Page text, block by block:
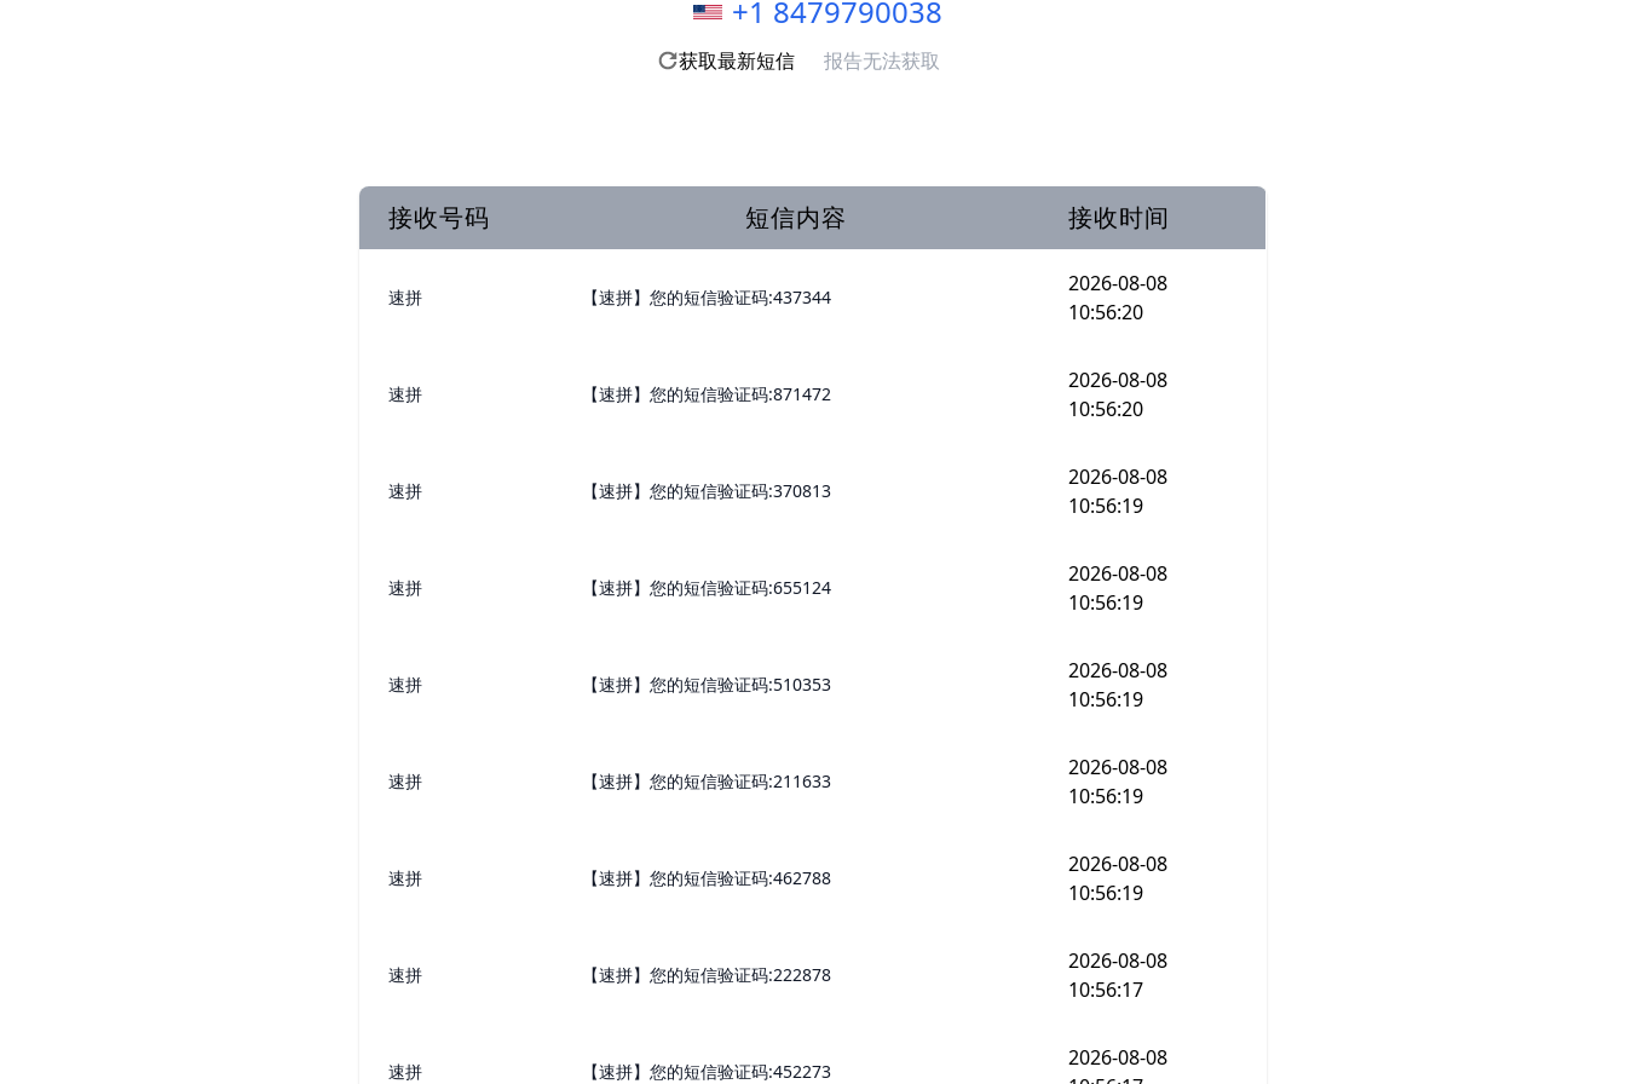
+1 8479790038
获取最新短信 报告无法获取
接收号码 短信内容 接收时间
速拼 【速拼】您的短信验证码:437344
2026-08-08
10:56:20
速拼 【速拼】您的短信验证码:871472
2026-08-08
10:56:20
速拼 【速拼】您的短信验证码:370813
2026-08-08
10:56:19
速拼 【速拼】您的短信验证码:655124
2026-08-08
10:56:19
速拼 【速拼】您的短信验证码:510353
2026-08-08
10:56:19
速拼 【速拼】您的短信验证码:211633
2026-08-08
10:56:19
速拼 【速拼】您的短信验证码:462788
2026-08-08
10:56:19
速拼 【速拼】您的短信验证码:222878
2026-08-08
10:56:17
速拼 【速拼】您的短信验证码:452273
2026-08-08